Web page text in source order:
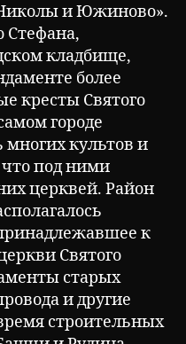
и Южиново».
Стефана,
кладбище,
более
кресты Святого
городе
культов и
что под ними
церквей. Район
к
Святого
старых
и другие
строительных